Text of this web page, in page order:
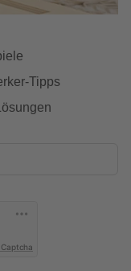
Tipps